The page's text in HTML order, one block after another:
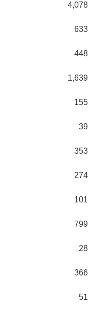
4,078
633
448
1,639
155
39
353
274
101
799
28
366
51